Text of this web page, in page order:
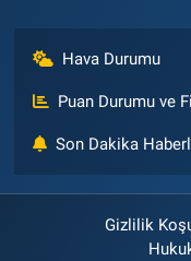
Hava Durumu
Puan Durumu ve
Son Dakika
Gizlilik